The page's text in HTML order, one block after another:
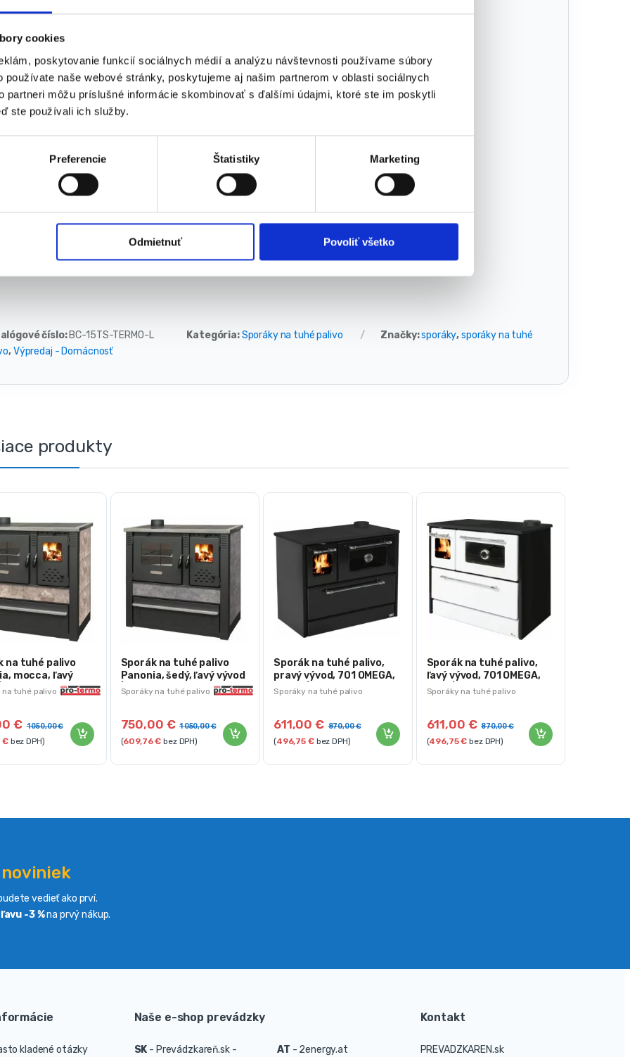
cookies
poskytovanie funkcií sociálnych médií a analýzu návštevnosti používame súbory
používate naše webové stránky, poskytujeme aj našim partnerom v oblasti sociálnych
partneri môžu príslušné informácie skombinovať s ďalšími údajmi, ktoré ste im poskytli
ste používali ich služby.
Preferencie Štatistiky Marketing
Odmietnuť Povoliť všetko
Ohnisko: dno a bočné steny obložené šamotovými tehlami
Palivo: drevo, brikety, hnedé uhlie
Dĺžka polena: do 35 cm
V súlade s normou: EN 13240: 2006 (CE)
Nastavenie rýchlosti horenia: ÁNO
Deflektor dymovodu: ÁNO
Systém čistého skla: NIE
Nastaviteľný tlmič: NIE
Varná doska + rúra (možnosť varenia jedla): ÁNO
číslo: BC-15TS-TERMO-L Kategória:Sporáky na tuhé palivo Značky:sporáky,sporáky na tuhé
,Výpredaj - Domácnosť
produkty
tuhé palivo
na tuhé palivo
mocca, ľavý
2211880
€ 1 050,00€
€bez DPH)
Sporáky na tuhé palivo
Sporák na tuhé palivo
Panonia, šedý, ľavý vývod
| 2211903
750,00 € 1 050,00€
(609,76€ bez DPH)
Sporáky na tuhé palivo
Sporák na tuhé palivo,
pravý vývod, 701 OMEGA,
čierny | SI-701-CZ-P
611,00€ 870,00€
(496,75 €bez DPH)
Sporáky na tuhé palivo
Sporák na tuhé palivo,
ľavý vývod, 701 OMEGA,
biely | SI-701-BI-L
611,00 € 870,00€
(496,75€ bez DPH)
vedieť ako prví.
-3 %na prvý nákup.
kladené otázky
Naše e-shop prevádzky
SK - Prevádzkareň.sk - AT - 2energy.at
Kontakt
PREVADZKAREN.sk